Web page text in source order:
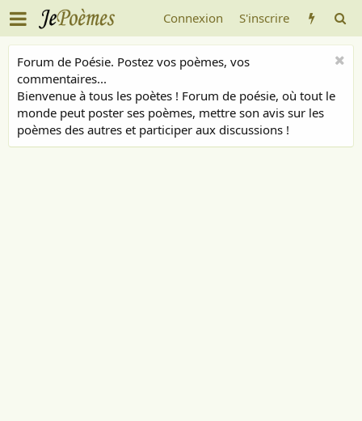
Connexion S'inscrire
Forum de Poésie. Postez vos poèmes, vos
commentaires...
Bienvenue à tous les poètes ! Forum de poésie, où tout le
monde peut poster ses poèmes, mettre son avis sur les
poèmes des autres et participer aux discussions !